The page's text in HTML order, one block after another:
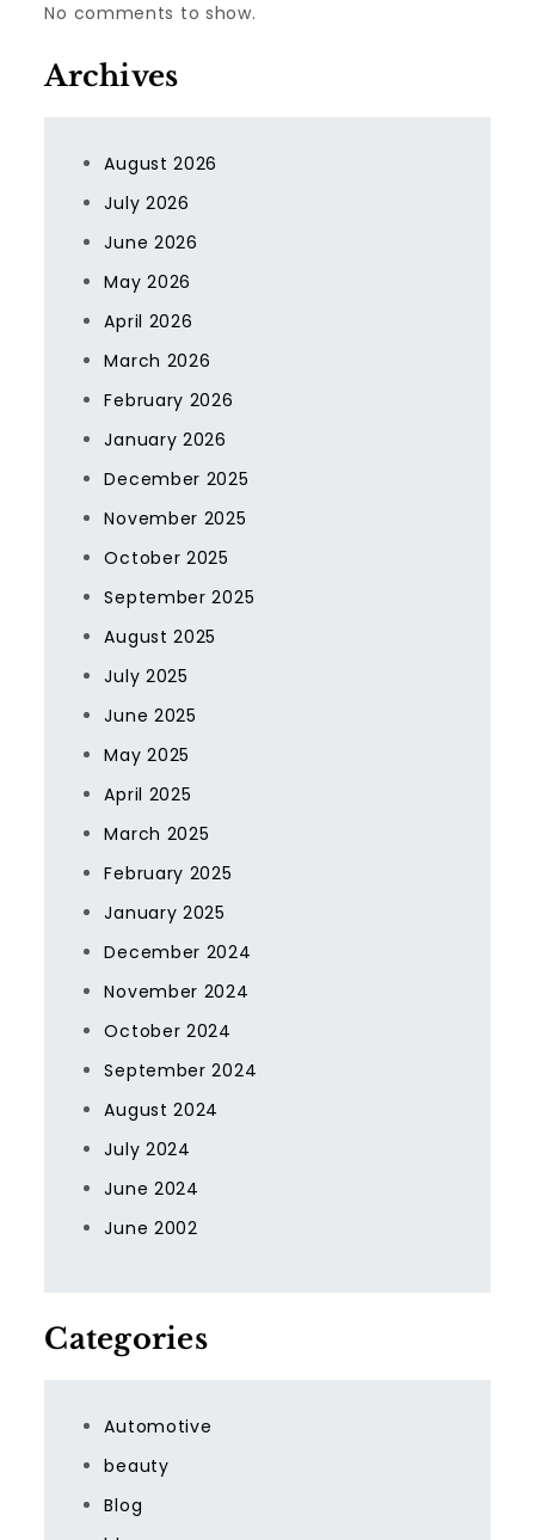
No comments to show.
Archives
August 2026
July 2026
June 2026
May 2026
April 2026
March 2026
February 2026
January 2026
December 2025
November 2025
October 2025
September 2025
August 2025
July 2025
June 2025
May 2025
April 2025
March 2025
February 2025
January 2025
December 2024
November 2024
October 2024
September 2024
August 2024
July 2024
June 2024
June 2002
Categories
Automotive
beauty
Blog